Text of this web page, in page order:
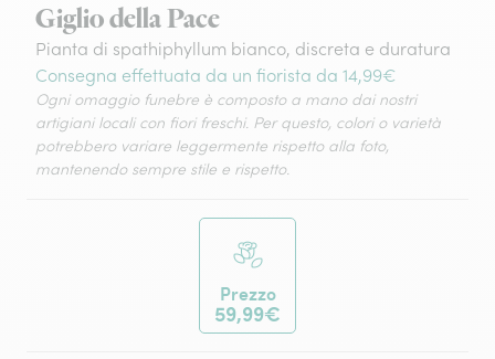
Giglio della Pace
Pianta di spathiphyllum bianco, discreta e duratura
Consegna effettuata da un fiorista da 14,99€
Ogni omaggio funebre è composto a mano dai nostri
artigiani locali con fiori freschi. Per questo, colori o varietà
potrebbero variare leggermente rispetto alla foto,
mantenendo sempre stile e rispetto.
Prezzo
59,99€